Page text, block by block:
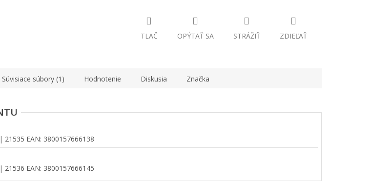
TLAČ OPÝTAŤ SA STRÁŽIŤ ZDIEĽAŤ
Súvisiace súbory (1) Hodnotenie Diskusia Značka
| 21535 EAN: 3800157666138
| 21536 EAN: 3800157666145